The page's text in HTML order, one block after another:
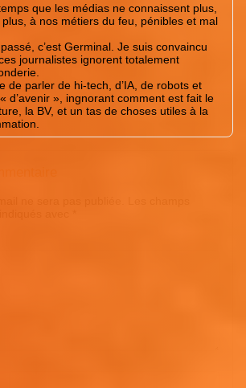
que les médias ne connaissent plus,
plus, à nos métiers du feu, pénibles et mal
c’est Germinal. Je suis convaincu
journalistes ignorent totalement
de parler de hi-tech, d’IA, de robots et
d’avenir », ingnorant comment est fait le
la BV, et un tas de choses utiles à la